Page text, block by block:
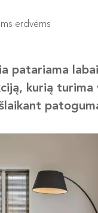
erdvėms
patariama
kurią